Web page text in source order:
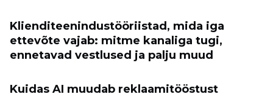
Klienditeenindustööriistad, mida iga
ettevõte vajab: mitme kanaliga tugi,
ennetavad vestlused ja palju muud
Kuidas AI muudab reklaamitööstust